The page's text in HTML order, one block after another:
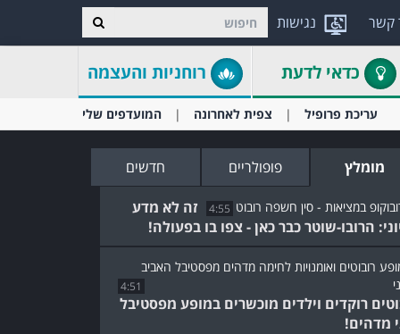
נגישות קשר
כדאי לדעת רוחניות והעצמה
עריכת פרופיל צפית לאחרונה המועדפים שלי
מומלץ פופולריים חדשים
4:55
זה לא מדע
הרובו-שוטר כבר כאן - צפו בו בפעולה!
4:51
רוקדים וילדים מוכשרים במופע מפסטיבל
מדהים!